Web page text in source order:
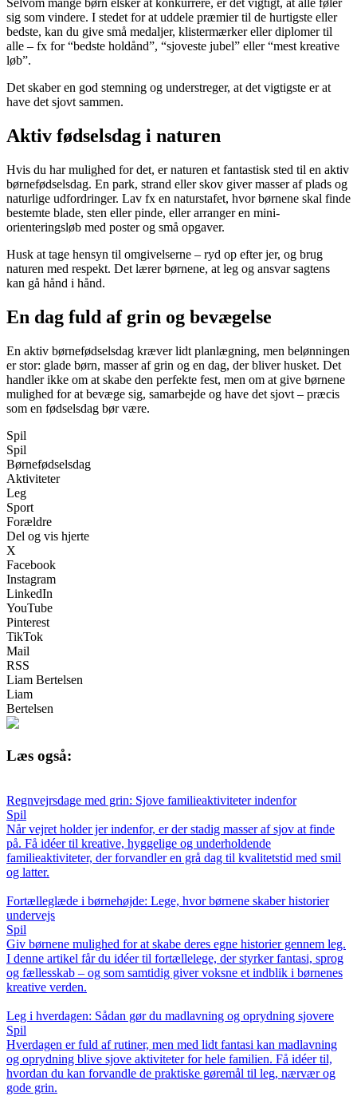
Selvom mange børn elsker at konkurrere, er det vigtigt, at alle føler
sig som vindere. I stedet for at uddele præmier til de hurtigste eller
bedste, kan du give små medaljer, klistermærker eller diplomer til
alle – fx for “bedste holdånd”, “sjoveste jubel” eller “mest kreative
løb”.
Det skaber en god stemning og understreger, at det vigtigste er at
have det sjovt sammen.
Aktiv fødselsdag i naturen
Hvis du har mulighed for det, er naturen et fantastisk sted til en aktiv
børnefødselsdag. En park, strand eller skov giver masser af plads og
naturlige udfordringer. Lav fx en naturstafet, hvor børnene skal finde
bestemte blade, sten eller pinde, eller arranger en mini-
orienteringsløb med poster og små opgaver.
Husk at tage hensyn til omgivelserne – ryd op efter jer, og brug
naturen med respekt. Det lærer børnene, at leg og ansvar sagtens
kan gå hånd i hånd.
En dag fuld af grin og bevægelse
En aktiv børnefødselsdag kræver lidt planlægning, men belønningen
er stor: glade børn, masser af grin og en dag, der bliver husket. Det
handler ikke om at skabe den perfekte fest, men om at give børnene
mulighed for at bevæge sig, samarbejde og have det sjovt – præcis
som en fødselsdag bør være.
Spil
Spil
Børnefødselsdag
Aktiviteter
Leg
Sport
Forældre
Del og vis hjerte
X
Facebook
Instagram
LinkedIn
YouTube
Pinterest
TikTok
Mail
RSS
Liam Bertelsen
Liam
Bertelsen
Læs også:
Regnvejrsdage med grin: Sjove familieaktiviteter indenfor
Spil
Når vejret holder jer indenfor, er der stadig masser af sjov at finde
på. Få idéer til kreative, hyggelige og underholdende
familieaktiviteter, der forvandler en grå dag til kvalitetstid med smil
og latter.
Fortælleglæde i børnehøjde: Lege, hvor børnene skaber historier
undervejs
Spil
Giv børnene mulighed for at skabe deres egne historier gennem leg.
I denne artikel får du idéer til fortællelege, der styrker fantasi, sprog
og fællesskab – og som samtidig giver voksne et indblik i børnenes
kreative verden.
Leg i hverdagen: Sådan gør du madlavning og oprydning sjovere
Spil
Hverdagen er fuld af rutiner, men med lidt fantasi kan madlavning
og oprydning blive sjove aktiviteter for hele familien. Få idéer til,
hvordan du kan forvandle de praktiske gøremål til leg, nærvær og
gode grin.